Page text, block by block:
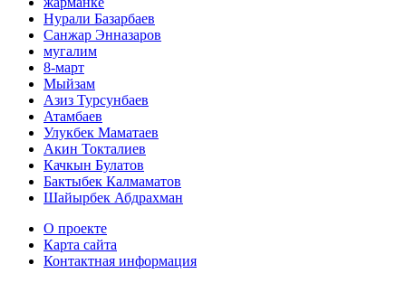
Нурали Базарбаев
Санжар Энназаров
мугалим
8-март
Мыйзам
Азиз Турсунбаев
Атамбаев
Улукбек Маматаев
Акин Токталиев
Качкын Булатов
Бактыбек Калмаматов
Шайырбек Абдрахман
О проекте
Карта сайта
Контактная информация